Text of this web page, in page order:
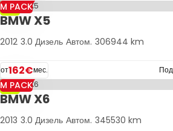
-7%
M PACK
BMW X5
2012 3.0 Дизель Автом. 306944 km
от162€мес.
-7%
M PACK
BMW X6
2013 3.0 Дизель Автом. 345530 km